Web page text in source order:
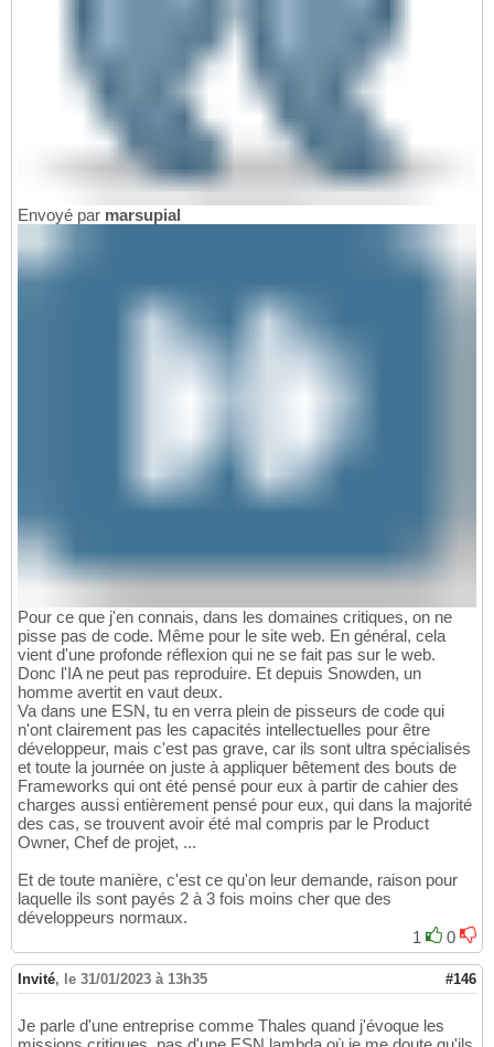
Envoyé par marsupial
Pour ce que j'en connais, dans les domaines critiques, on ne
pisse pas de code. Même pour le site web. En général, cela
vient d'une profonde réflexion qui ne se fait pas sur le web.
Donc l'IA ne peut pas reproduire. Et depuis Snowden, un
homme avertit en vaut deux.
Va dans une ESN, tu en verra plein de pisseurs de code qui
n'ont clairement pas les capacités intellectuelles pour être
développeur, mais c'est pas grave, car ils sont ultra spécialisés
et toute la journée on juste à appliquer bêtement des bouts de
Frameworks qui ont été pensé pour eux à partir de cahier des
charges aussi entièrement pensé pour eux, qui dans la majorité
des cas, se trouvent avoir été mal compris par le Product
Owner, Chef de projet, ...
Et de toute manière, c'est ce qu'on leur demande, raison pour
laquelle ils sont payés 2 à 3 fois moins cher que des
développeurs normaux.
1
0
Invité, le 31/01/2023 à 13h35 #146
Je parle d'une entreprise comme Thales quand j'évoque les